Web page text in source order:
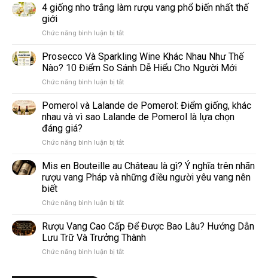
4 giống nho trắng làm rượu vang phổ biến nhất thế
giới
Chức năng bình luận bị tắtở
giống
nho
trắng
làm
vang
phổ
thế
Prosecco Và Sparkling Wine Khác Nhau Như Thế
Nào? 10 Điểm So Sánh Dễ Hiểu Cho Người Mới
Chức năng bình luận bị tắtở
Sparkling
Wine
Nhau
Thế
Nào?
10
So
Dễ
Hiểu
Người
Pomerol và Lalande de Pomerol: Điểm giống, khác
nhau và vì sao Lalande de Pomerol là lựa chọn
đáng giá?
Chức năng bình luận bị tắtở
và
Lalande
de
Điểm
khác
nhau
và
vì
Mis en Bouteille au Château là gì? Ý nghĩa trên nhãn
rượu vang Pháp và những điều người yêu vang nên
biết
Chức năng bình luận bị tắtở
en
Bouteille
au
Château
Rượu Vang Cao Cấp Để Được Bao Lâu? Hướng Dẫn
Lưu Trữ Và Trưởng Thành
Chức năng bình luận bị tắtở